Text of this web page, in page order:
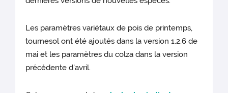
Les paramètres variétaux de pois de printemps,
tournesol ont été ajoutés dans la version 1.2.6 de
mai et les paramètres du colza dans la version
précédente d'avril.